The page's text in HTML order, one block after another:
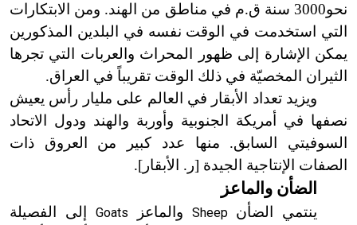
نحو3000 سنة ق.م في مناطق من الهند. ومن الابتكارات
التي استخدمت في الوقت نفسه في البلدين المذكورين
يمكن الإشارة إلى ظهور المحراث والعربات التي تجرها
الثيران المخصيّة في ذلك الوقت تقريباً في العراق.
ويزيد تعداد الأبقار في العالم على مليار رأس يعيش
نصفها في أمريكة الجنوبية وأوربة والهند ودول الاتحاد
السوفيتي السابق. منها عدد كبير من العروق ذات
الصفات الإنتاجية الجيدة [ر. الأبقار ]
.
الضأن والماعز
ينتمي الضأنSheep والماعز Goats إلى الفصيلة